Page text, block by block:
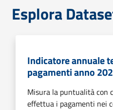
Esplora
Indicatore annuale
pagamenti anno
Misura la puntualità con
effettua i pagamenti nei